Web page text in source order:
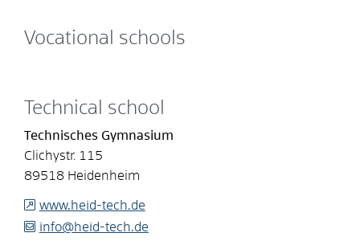
Vocational schools
Technical school
Technisches Gymnasium
Clichystr. 115
89518 Heidenheim
www.heid-tech.de
info@heid-tech.de